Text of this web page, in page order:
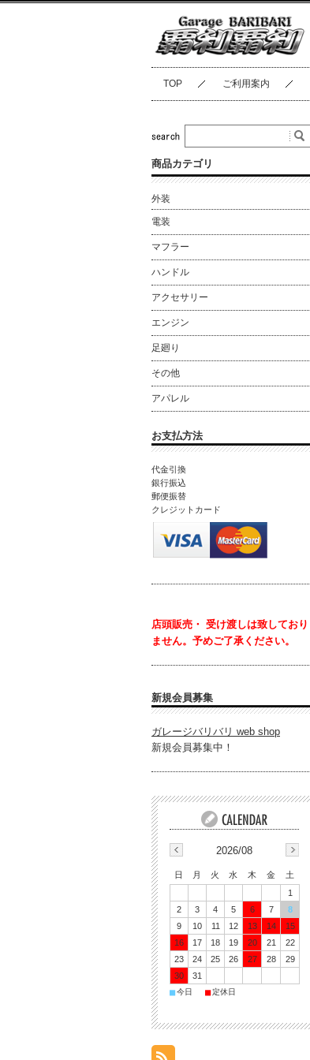
TOP ご利用案内
商品カテゴリ
外装
電装
マフラー
ハンドル
アクセサリー
エンジン
足廻り
その他
アパレル
お支払方法
代金引換
銀行振込
郵便振替
クレジットカード
店頭販売・ 受け渡しは致しており
ません。 予めご了承ください。
新規会員募集
ガレージバリバリ web shop
新規会員募集中！
2026/08
日 月 火 水 木 金
土
1
2
3 4 5 6 7
8
9
10 11 12 13 14
15
16
17 18 19 20 21
22
23
24 25 26 27 28
29
30
31
■今日 ■定休日